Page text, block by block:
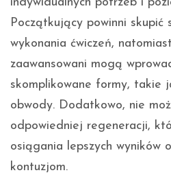
Początkujący powinni skupić
wykonania ćwiczeń,
zaawansowani mogą
skomplikowane formy, takie
obwody. Dodatkowo, nie
odpowiedniej regeneracji,
osiągania lepszych wyników
kontuzjom.